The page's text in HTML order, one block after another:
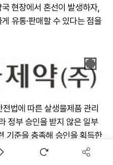
현장에서 혼선이 발생하자,
유통·판매할 수 있다는 점을
법에 따른 살생물제품 관리
정부 승인을 받지 않은 일부
기준을 충족해 승인을 획득한
매가 가능하다.